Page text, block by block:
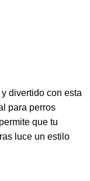
divertido con esta
para perros
que tu
luce un estilo